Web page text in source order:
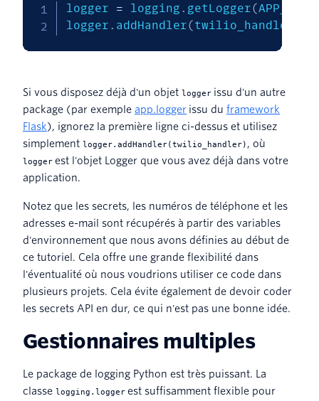
logger = logging . getLogger(APP_NAME
logger . addHandler(twilio_handler
Si vous disposez déjà d'un objet logger issu d'un autre
package (par exemple app.logger issu du framework
Flask), ignorez la première ligne ci-dessus et utilisez
simplement logger.addHandler(twilio_handler) , où
logger est l'objet Logger que vous avez déjà dans votre
application.
Notez que les secrets, les numéros de téléphone et les
adresses e-mail sont récupérés à partir des variables
d'environnement que nous avons définies au début de
ce tutoriel. Cela offre une grande flexibilité dans
l'éventualité où nous voudrions utiliser ce code dans
plusieurs projets. Cela évite également de devoir coder
les secrets API en dur, ce qui n'est pas une bonne idée.
Gestionnaires multiples
Le package de logging Python est très puissant. La
classe logging.logger est suffisamment flexible pour